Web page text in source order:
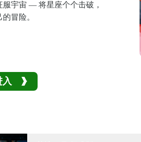
服宇宙 — 将星座个个击破，
冒险。
入